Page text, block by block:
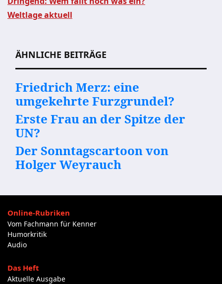
Weltlage aktuell
ÄHNLICHE BEITRÄGE
Friedrich Merz: eine
umgekehrte Furzgrundel?
Erste Frau an der Spitze der
UN?
Der Sonntagscartoon von
Holger Weyrauch
Online-Rubriken
Vom Fachmann für Kenner
Humorkritik
Audio
Das Heft
Aktuelle Ausgabe